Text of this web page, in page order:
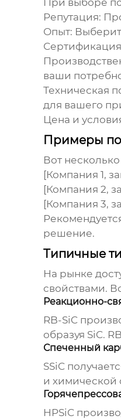
Репутация:
Опыт:
ваши
Техническая
для вашего
Цена и
Примеры
Вот
[Компания 1,
[Компания 2,
[Компания 3,
решение.
Типичные
На рынке
свойствами.
Реакционно-
RB-SiC
образуя SiC.
Спеченный
SSiC
и химической
HPSiC